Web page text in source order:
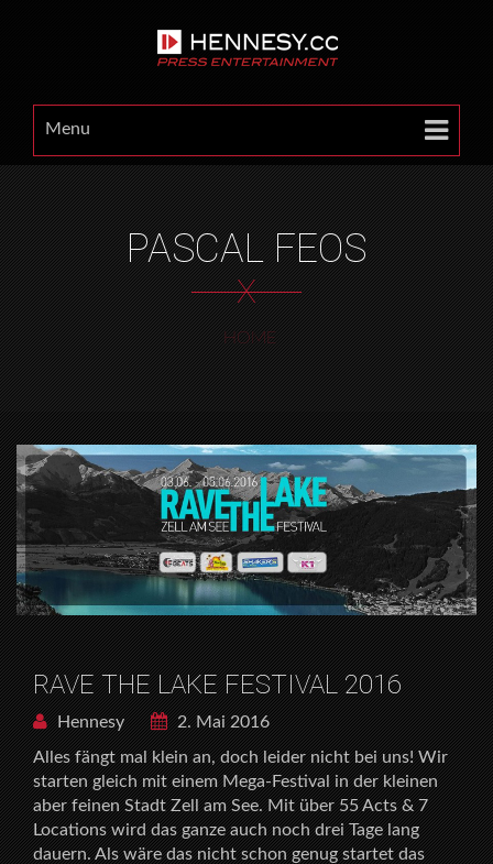
Menu
PASCAL FEOS
X
HOME
RAVE THE LAKE FESTIVAL 2016
Hennesy
2. Mai 2016
Alles fängt mal klein an, doch leider nicht bei uns! Wir
starten gleich mit einem Mega-Festival in der kleinen
aber feinen Stadt Zell am See. Mit über 55 Acts & 7
Locations wird das ganze auch noch drei Tage lang
dauern. Als wäre das nicht schon genug startet das